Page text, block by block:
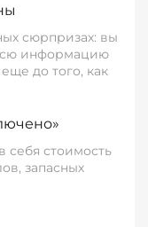
сюрпризах: вы
информацию
до того, как
себя стоимость
запасных